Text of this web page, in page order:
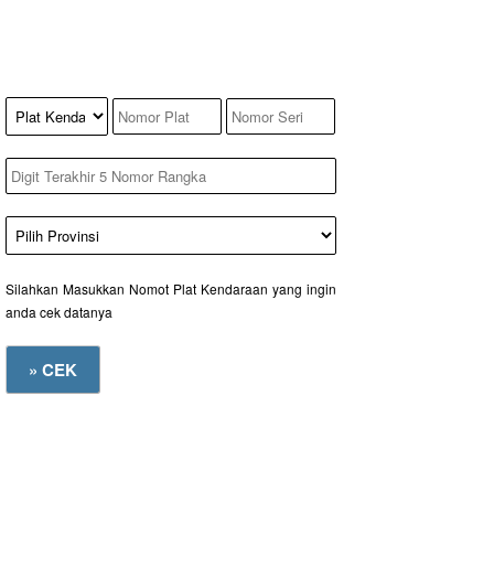
Silahkan Masukkan Nomot Plat Kendaraan yang ingin
anda cek datanya